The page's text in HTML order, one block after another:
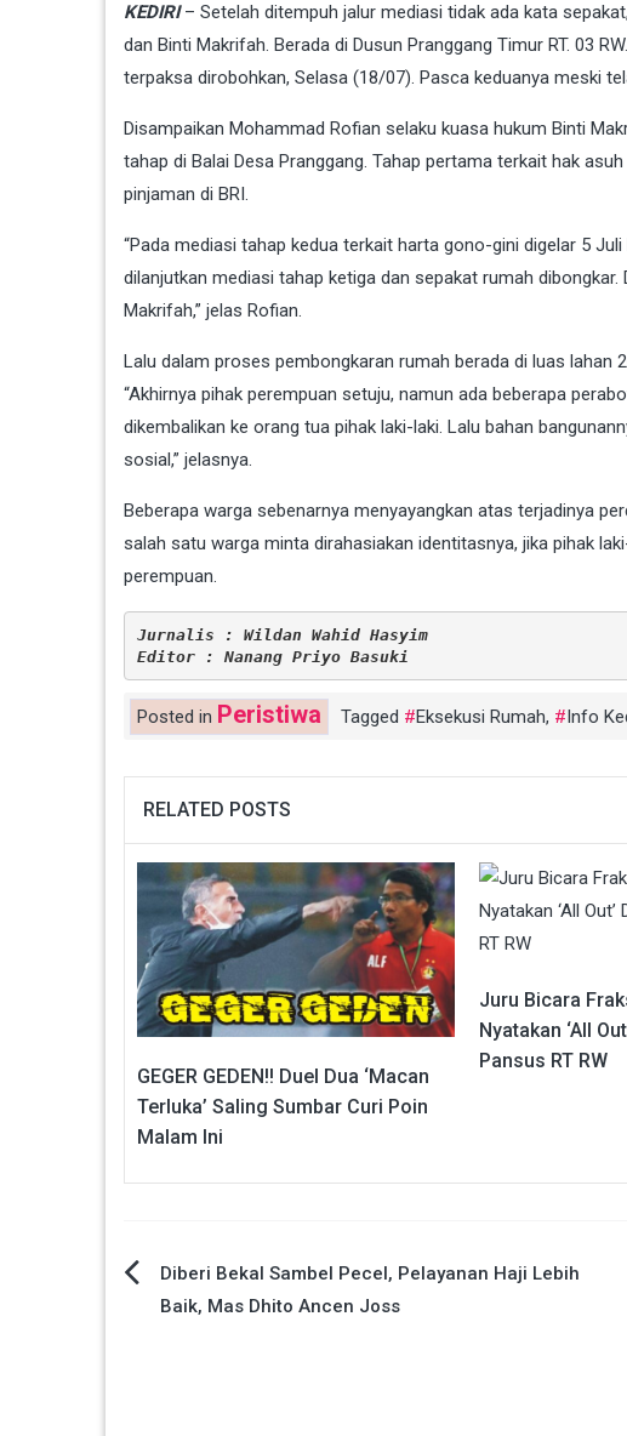
KEDIRI– Setelah ditempuh jalur mediasi tidak ada kata
dan Binti Makrifah. Berada di Dusun Pranggang Timur RT. 03
terpaksa dirobohkan, Selasa (18/07). Pasca keduanya meski
Disampaikan Mohammad Rofian selaku kuasa hukum Binti
tahap di Balai Desa Pranggang. Tahap pertama terkait hak
pinjaman di BRI.
“Pada mediasi tahap kedua terkait harta gono-gini digelar 5
dilanjutkan mediasi tahap ketiga dan sepakat rumah
Makrifah,” jelas Rofian.
Lalu dalam proses pembongkaran rumah berada di luas lahan
“Akhirnya pihak perempuan setuju, namun ada beberapa
dikembalikan ke orang tua pihak laki-laki. Lalu bahan
sosial,” jelasnya.
Beberapa warga sebenarnya menyayangkan atas terjadinya
salah satu warga minta dirahasiakan identitasnya, jika pihak
perempuan.
Jurnalis : Wildan Wahid Hasyim
Editor : Nanang Priyo Basuki
Posted in Peristiwa Tagged Eksekusi Rumah, Info
RELATED POSTS
GEGER GEDEN!! Duel Dua ‘Macan
Terluka’ Saling Sumbar Curi Poin
Malam Ini
Juru Bicara
Nyatakan ‘All
Pansus RT RW
Navigasi
Diberi Bekal Sambel Pecel, Pelayanan Haji Lebih
Baik, Mas Dhito Ancen Joss